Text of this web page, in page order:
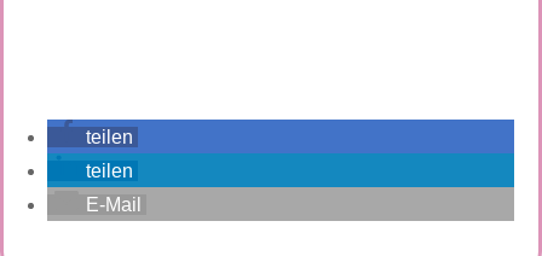
teilen
teilen
E-Mail